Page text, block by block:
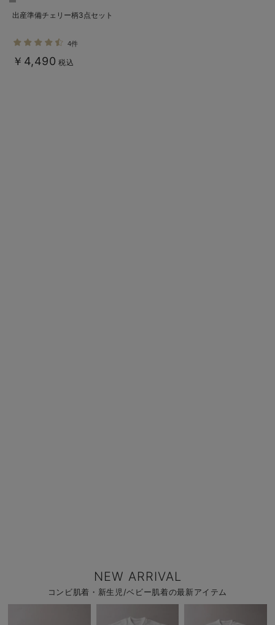
出産準備チェリー柄3点セット
4件
￥4,490 税込
NEW ARRIVAL
コンビ肌着・新生児/ベビー肌着の最新アイテム